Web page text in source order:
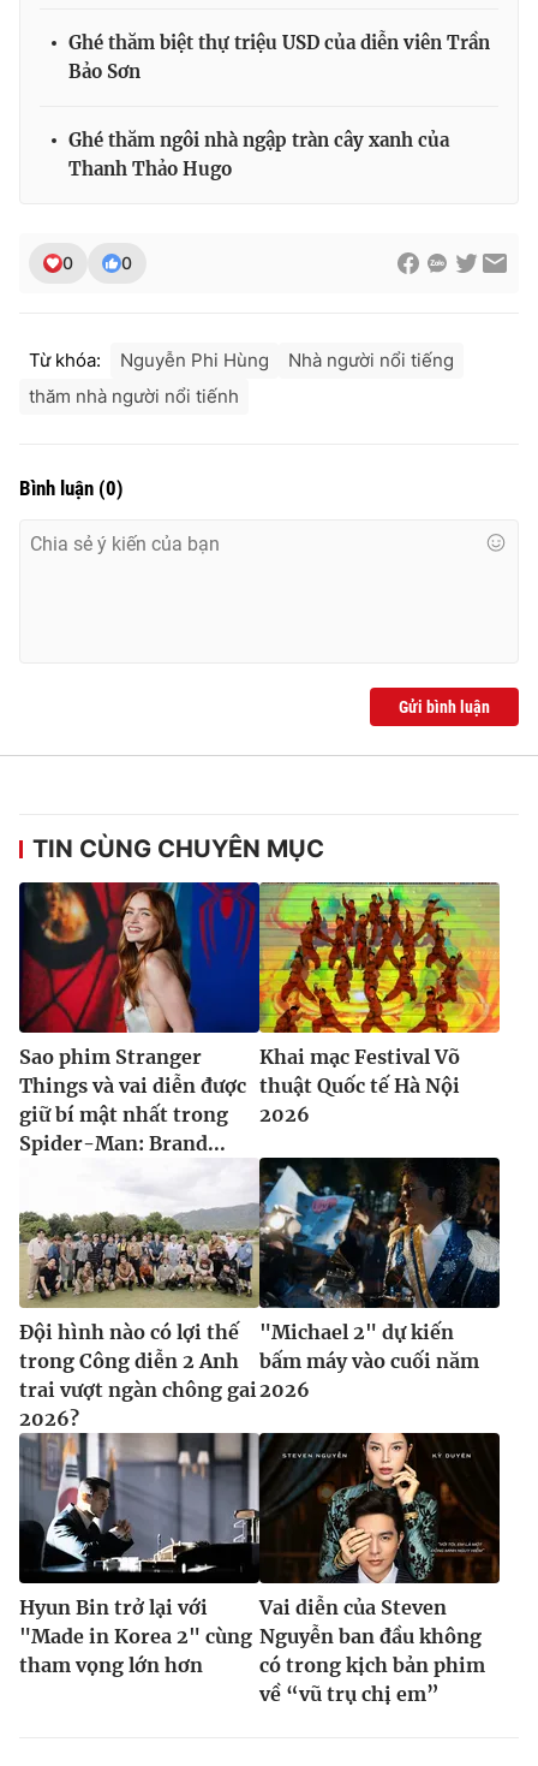
Giấy phép hoạt động báo in và báo điện tử số 483/GP-BTTTT
cấp ngày 29/12/2023
Nguyễn Trọng Ninh
Ðiện thoại Thời báo VTV:024.66 897 897
® Cấm sao chép dưới mọi hình thức nếu không có sự chấp
thuận bằng văn bản. Ghi rõ nguồn VTV.vn khi phát hành lại
thông tin từ website này.
Ghé thăm biệt thự triệu USD của diễn viên Trần
Bảo Sơn
Ghé thăm ngôi nhà ngập tràn cây xanh của
Thanh Thảo Hugo
0 0
Từ khóa: Nguyễn Phi Hùng
Nhà người nổi tiếng
thăm nhà người nổi tiếnh
Bình luận (0)
Gửi bình luận
TIN CÙNG CHUYÊN MỤC
Sao phim Stranger
Things và vai diễn được
giữ bí mật nhất trong
Spider-Man: Brand...
Khai mạc Festival Võ
thuật Quốc tế Hà Nội
2026
Đội hình nào có lợi thế
trong Công diễn 2 Anh
trai vượt ngàn chông gai
2026?
"Michael 2" dự kiến
bấm máy vào cuối năm
2026
Hyun Bin trở lại với
"Made in Korea 2" cùng
tham vọng lớn hơn
Vai diễn của Steven
Nguyễn ban đầu không
có trong kịch bản phim
về “vũ trụ chị em”